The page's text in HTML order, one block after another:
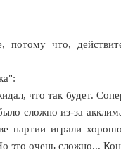
что,
что так будет.
сложно из-за
партии играли
очень сложно...